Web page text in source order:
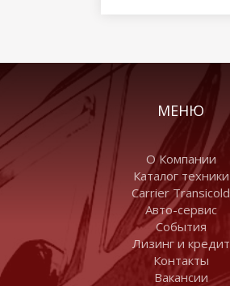
МЕНЮ
О Компании
Каталог техники
Carrier Transicold
Авто-сервис
События
Лизинг и кредит
Контакты
Вакансии